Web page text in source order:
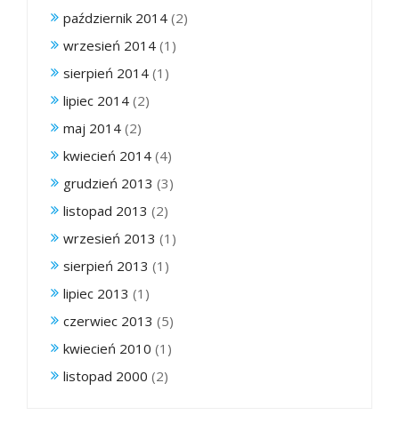
październik 2014 (2)
wrzesień 2014 (1)
sierpień 2014 (1)
lipiec 2014 (2)
maj 2014 (2)
kwiecień 2014 (4)
grudzień 2013 (3)
listopad 2013 (2)
wrzesień 2013 (1)
sierpień 2013 (1)
lipiec 2013 (1)
czerwiec 2013 (5)
kwiecień 2010 (1)
listopad 2000 (2)